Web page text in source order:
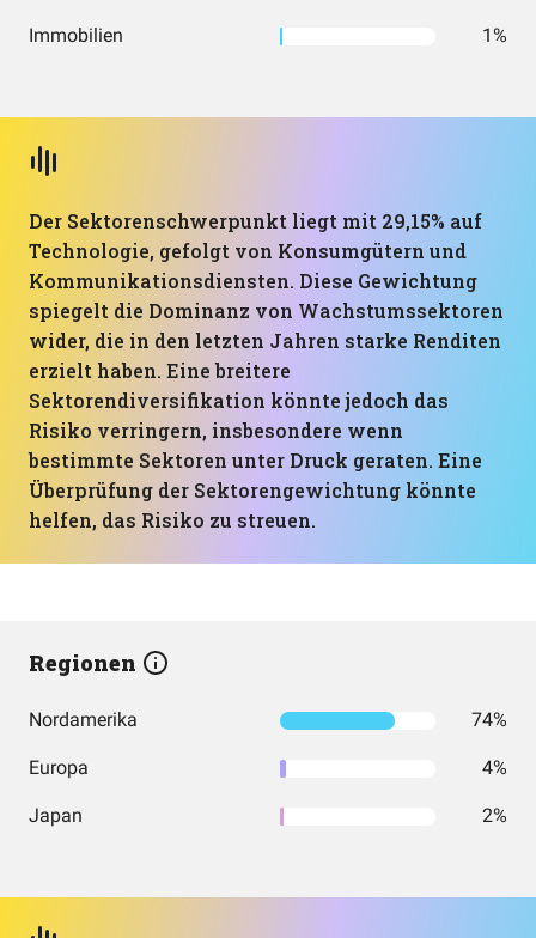
Immobilien 1%
Der Sektorenschwerpunkt liegt mit 29,15% auf
Technologie, gefolgt von Konsumgütern und
Kommunikationsdiensten. Diese Gewichtung
spiegelt die Dominanz von Wachstumssektoren
wider, die in den letzten Jahren starke Renditen
erzielt haben. Eine breitere
Sektorendiversifikation könnte jedoch das
Risiko verringern, insbesondere wenn
bestimmte Sektoren unter Druck geraten. Eine
Überprüfung der Sektorengewichtung könnte
helfen, das Risiko zu streuen.
Regionen
Nordamerika 74%
Europa 4%
Japan 2%